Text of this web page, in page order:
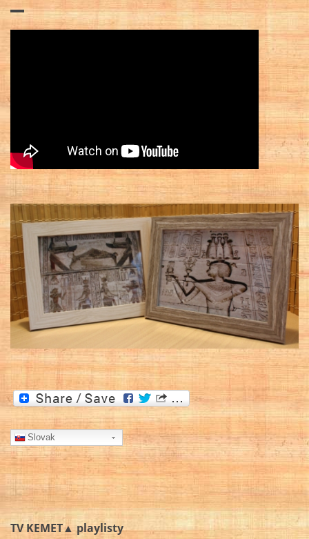
Slovak
TV KEMET▲ playlisty